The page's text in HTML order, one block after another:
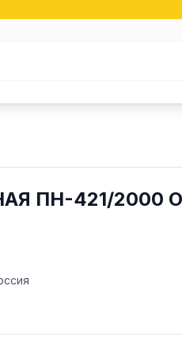
ПН-421/2000